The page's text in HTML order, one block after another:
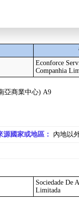
Econforce
Companhia
亞商業中心) A9
國家或地區： 內地以
Sociedade De
Limitada